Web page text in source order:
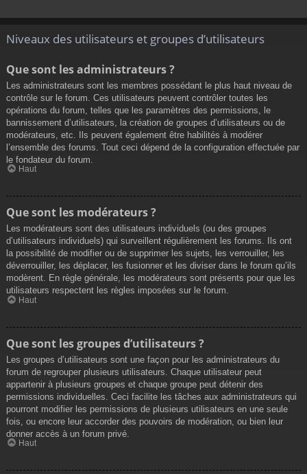
Niveaux des utilisateurs et groupes d’utilisateurs
Que sont les administrateurs ?
Les administrateurs sont les membres possédant le plus haut niveau de
contrôle sur le forum. Ces utilisateurs peuvent contrôler toutes les
opérations du forum, telles que les paramètres des permissions, le
bannissement d’utilisateurs, la création de groupes d’utilisateurs ou de
modérateurs, etc. Ils peuvent également être habilités à modérer
l’ensemble des forums. Tout ceci dépend de la configuration effectuée par
le fondateur du forum.
Haut
Que sont les modérateurs ?
Les modérateurs sont des utilisateurs individuels (ou des groupes
d’utilisateurs individuels) qui surveillent régulièrement les forums. Ils ont
la possibilité de modifier ou de supprimer les sujets, les verrouiller, les
déverrouiller, les déplacer, les fusionner et les diviser dans le forum qu’ils
modèrent. En règle générale, les modérateurs sont présents pour que les
utilisateurs respectent les règles imposées sur le forum.
Haut
Que sont les groupes d’utilisateurs ?
Les groupes d’utilisateurs sont une façon pour les administrateurs du
forum de regrouper plusieurs utilisateurs. Chaque utilisateur peut
appartenir à plusieurs groupes et chaque groupe peut détenir des
permissions individuelles. Ceci facilite les tâches aux administrateurs qui
pourront modifier les permissions de plusieurs utilisateurs en une seule
fois, ou encore leur accorder des pouvoirs de modération, ou bien leur
donner accès à un forum privé.
Haut